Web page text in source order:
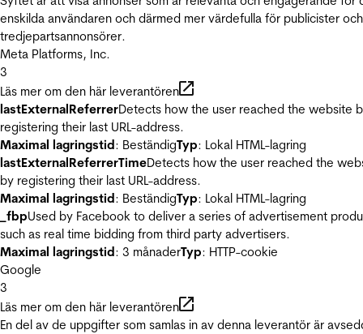
enskilda användaren och därmed mer värdefulla för publicister och
tredjepartsannonsörer.
Meta Platforms, Inc.
3
Läs mer om den här leverantören
lastExternalReferrerDetects how the user reached the website
registering their last URL-address.
Maximal lagringstid: BeständigTyp: Lokal HTML-lagring
lastExternalReferrerTimeDetects how the user reached the
by registering their last URL-address.
Maximal lagringstid: BeständigTyp: Lokal HTML-lagring
_fbpUsed by Facebook to deliver a series of advertisement
such as real time bidding from third party advertisers.
Maximal lagringstid: 3 månaderTyp: HTTP-cookie
Google
3
Läs mer om den här leverantören
En del av de uppgifter som samlas in av denna leverantör är